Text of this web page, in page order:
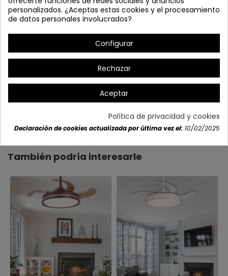
Detalles del producto
También podría interesarle
personalizados. ¿Aceptas estas cookies y el procesamiento
de datos personales involucrados?
Configurar
Rechazar
Aceptar
Política de privacidad y cookies
Declaración de cookies actualizada por última vez el: 10/02/2025